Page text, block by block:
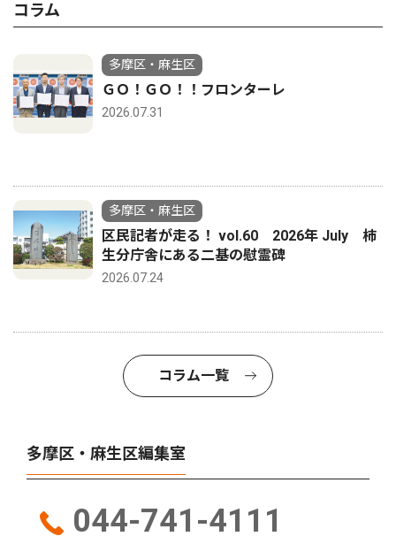
コラム
多摩区・麻生区
ＧＯ！ＧＯ！！フロンターレ
2026.07.31
多摩区・麻生区
区民記者が走る！ vol.60 2026年 July 柿
生分庁舎にある二基の慰霊碑
2026.07.24
コラム一覧
多摩区・麻生区編集室
044-741-4111